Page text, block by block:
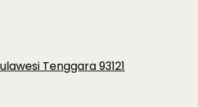
Tenggara 93121